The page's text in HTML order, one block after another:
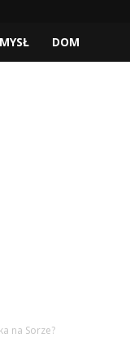
DOM
na Sorze?